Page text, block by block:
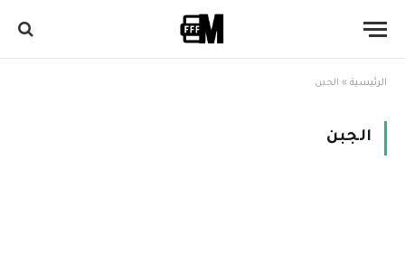
الرئيسية » الجبن
الجبن